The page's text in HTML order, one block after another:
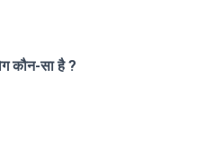
कौन-सा है ?